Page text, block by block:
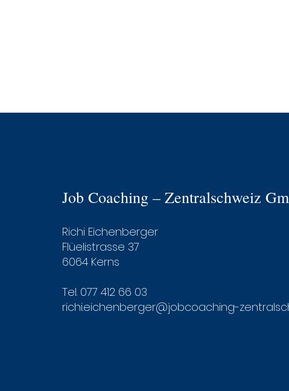
Job Coaching – Zentralschweiz
Richi Eichenberger
Flüelistrasse 37
6064 Kerns
Tel. 077 412 66 03
richi.eichenberger@jobcoaching-